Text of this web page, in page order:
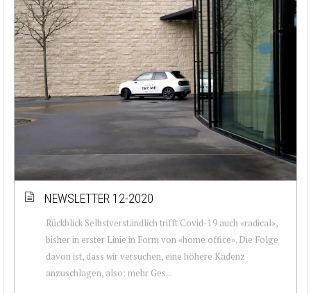
NEWSLETTER 12-2020
Rückblick Selbstverständlich trifft Covid-19 auch «radical»,
bisher in erster Linie in Form von «home office». Die Folge
davon ist, dass wir versuchen, eine höhere Kadenz
anzuschlagen, also: mehr Ges...